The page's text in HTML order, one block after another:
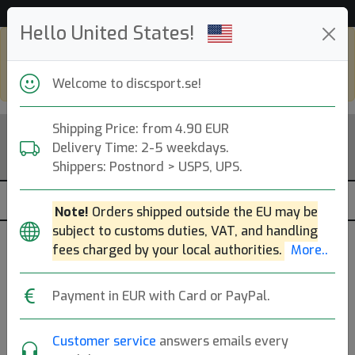
Hello United States!
Welcome to discsport.se!
Shipping Price: from 4.90 EUR
Delivery Time: 2-5 weekdays.
Shippers: Postnord > USPS, UPS.
Note! Orders shipped outside the EU may be
subject to customs duties, VAT, and handling
fees charged by your local authorities. More..
Payment in EUR with Card or PayPal.
Customer service answers emails every
go todiscsport.com
Previous Next
Latitude 64 Stainless